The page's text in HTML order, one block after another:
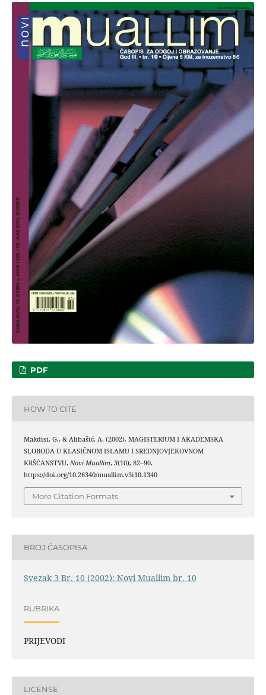
PDF
HOW TO CITE
Makdisi, G., & Alibašić, A. (2002). MAGISTERIUM I AKADEMSKA
SLOBODA U KLASIČNOM ISLAMU I SREDNJOVJEKOVNOM
KRŠĆANSTVU. Novi Muallim, 3(10), 82–90.
https://doi.org/10.26340/muallim.v3i10.1340
More Citation Formats
BROJ ČASOPISA
Svezak 3 Br. 10 (2002): Novi Muallim br. 10
RUBRIKA
PRIJEVODI
LICENSE